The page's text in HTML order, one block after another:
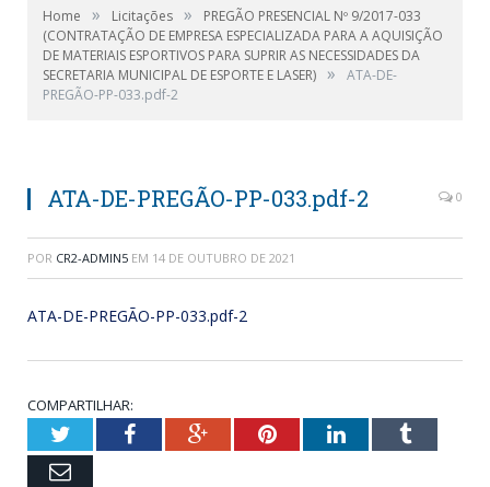
Home » Licitações »
PREGÃO PRESENCIAL Nº 9/2017-033
(CONTRATAÇÃO DE EMPRESA ESPECIALIZADA PARA A AQUISIÇÃO
DE MATERIAIS ESPORTIVOS PARA SUPRIR AS NECESSIDADES DA
SECRETARIA MUNICIPAL DE ESPORTE E LASER) »
ATA-DE-
PREGÃO-PP-033.pdf-2
ATA-DE-PREGÃO-PP-033.pdf-2 0
POR CR2-ADMIN5 EM 14 DE OUTUBRO DE 2021
ATA-DE-PREGÃO-PP-033.pdf-2
COMPARTILHAR:
TwitterFacebookGoogle+PinterestLinkedInTumblr
Email